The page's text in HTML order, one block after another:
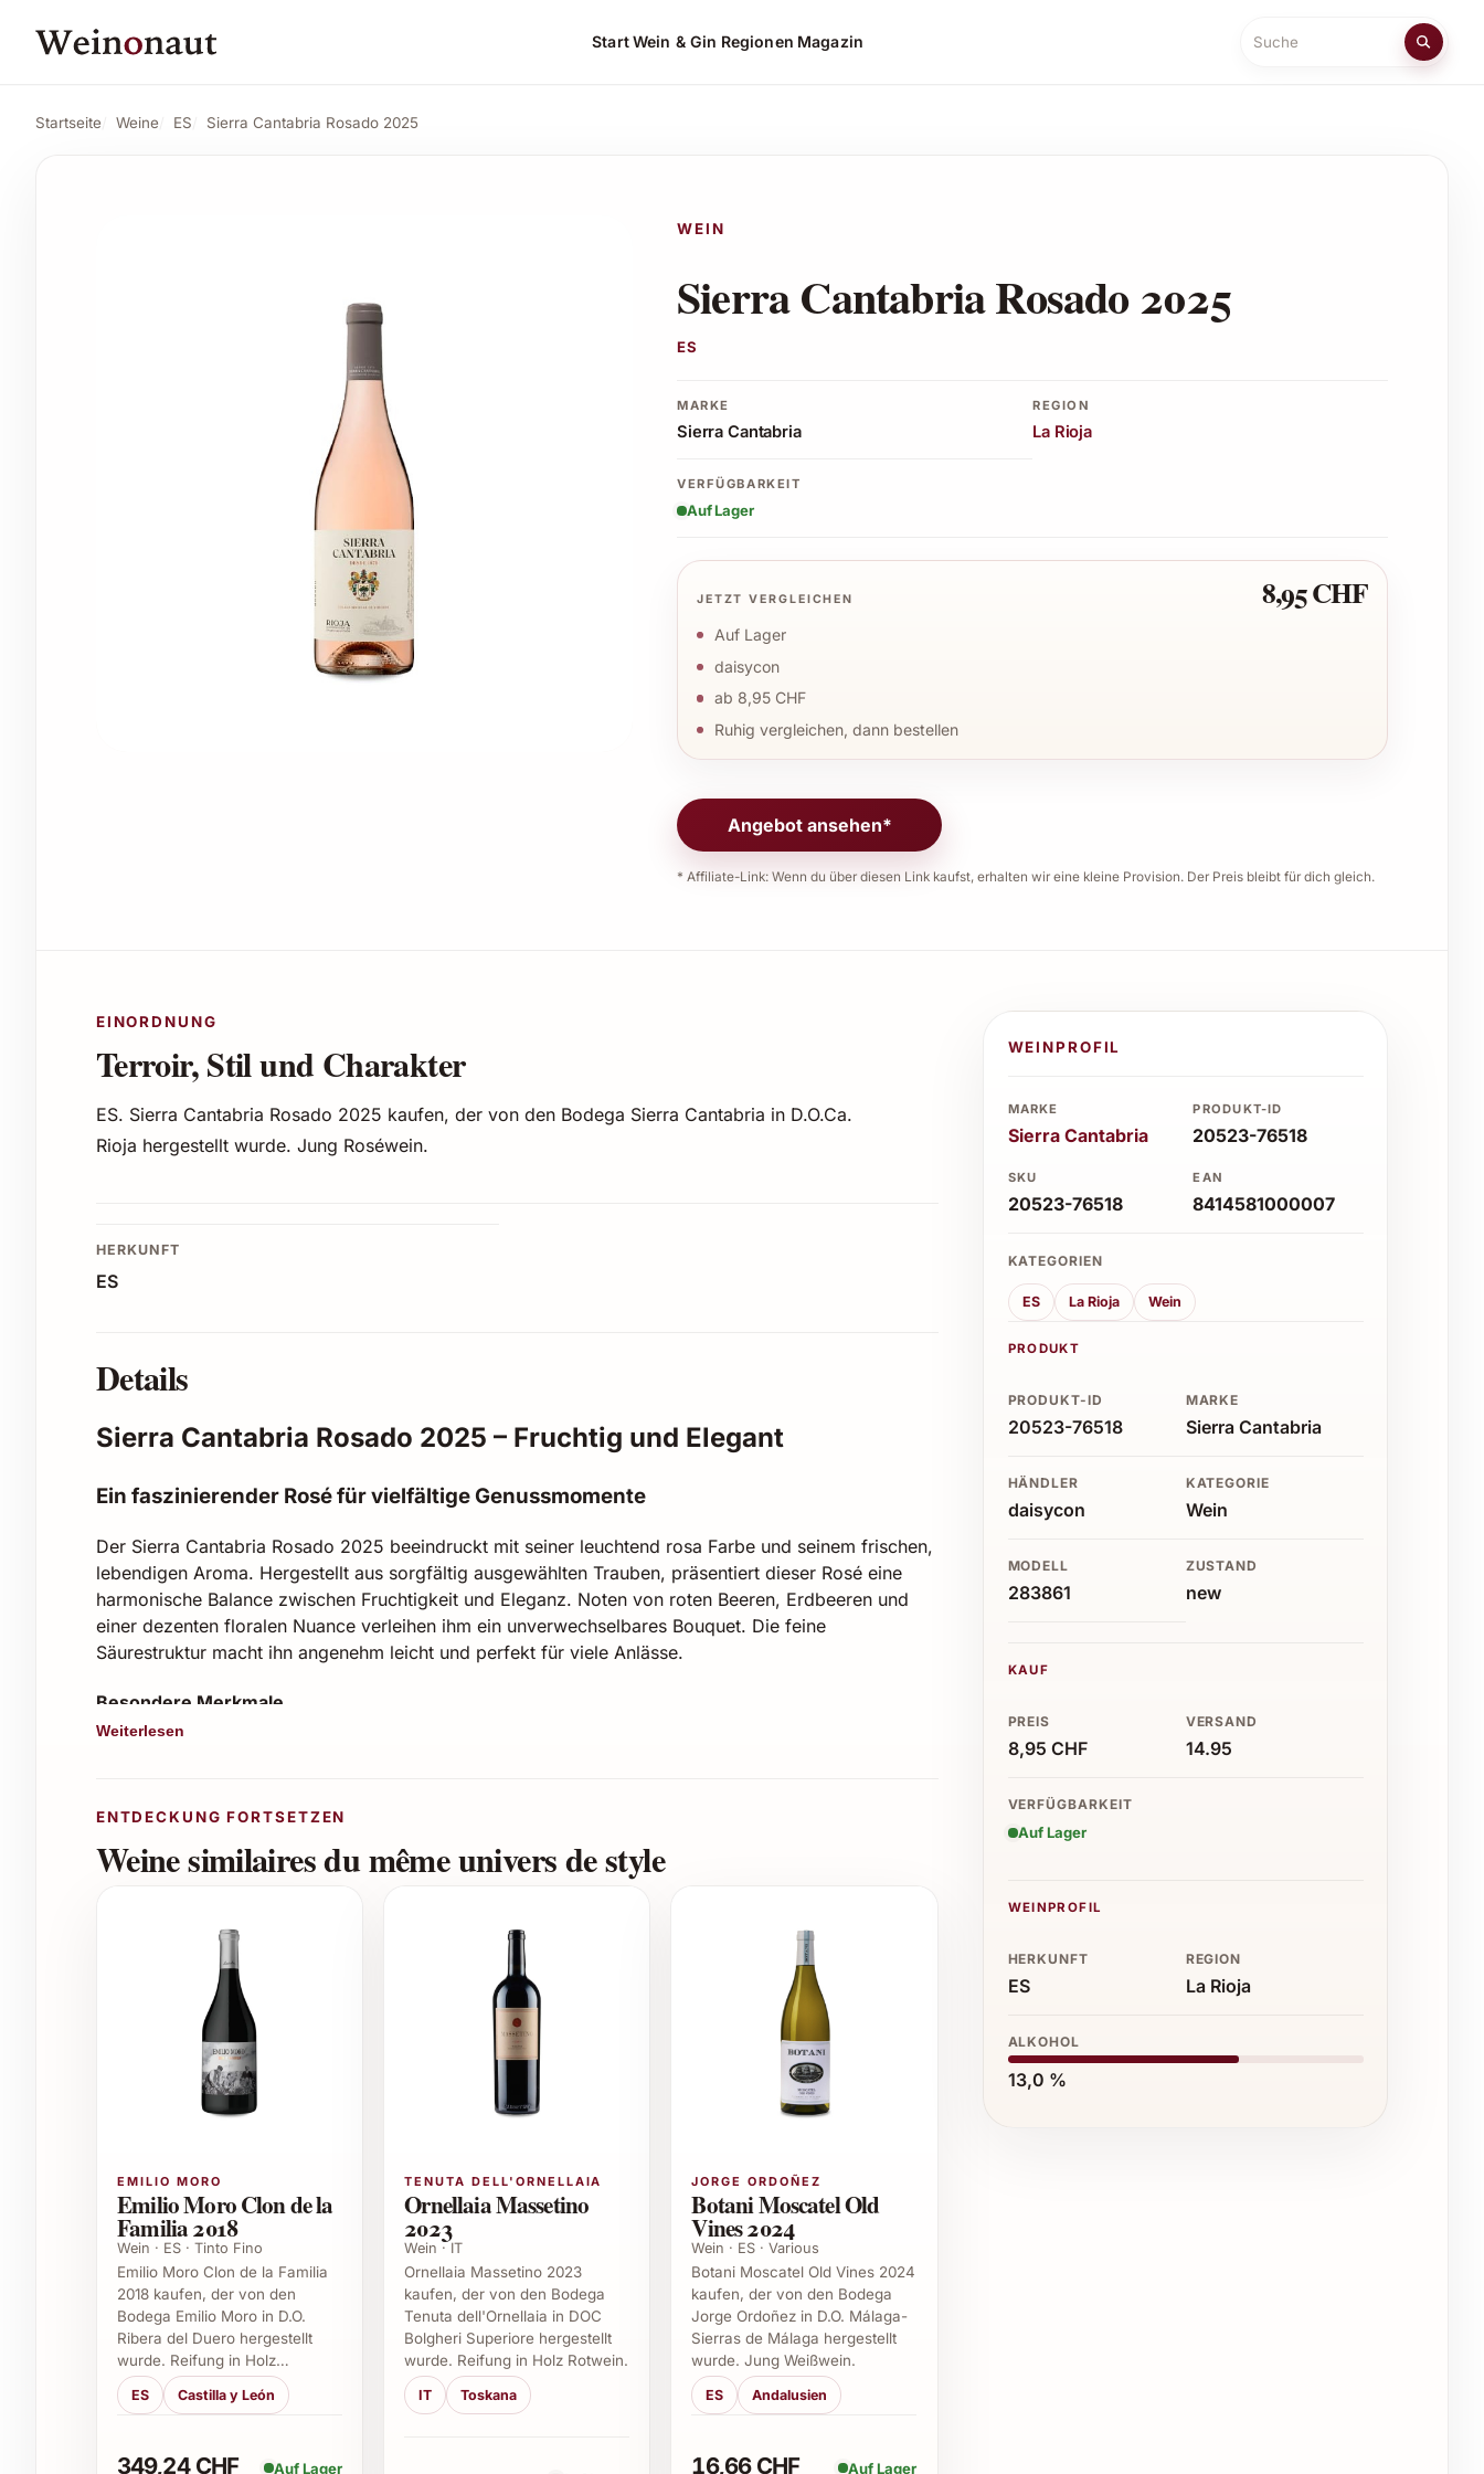
StartWein & Gin Regionen Magazin
Suche
Startseite Weine ES Sierra Cantabria Rosado 2025
WEIN
Sierra Cantabria Rosado 2025
ES
MARKE
Sierra Cantabria
REGION
La Rioja
VERFÜGBARKEIT
Auf Lager
JETZT VERGLEICHEN 8,95 CHF
Auf Lager
daisycon
ab 8,95 CHF
Ruhig vergleichen, dann bestellen
Angebot ansehen*
* Affiliate-Link: Wenn du über diesen Link kaufst, erhalten wir eine kleine Provision. Der Preis bleibt für dich gleich.
EINORDNUNG
Terroir, Stil und Charakter
ES. Sierra Cantabria Rosado 2025 kaufen, der von den Bodega Sierra Cantabria in D.O.Ca.
Rioja hergestellt wurde. Jung Roséwein.
HERKUNFT
ES
Details
Sierra Cantabria Rosado 2025 – Fruchtig und Elegant
Ein faszinierender Rosé für vielfältige Genussmomente
Der Sierra Cantabria Rosado 2025 beeindruckt mit seiner leuchtend rosa Farbe und seinem frischen,
lebendigen Aroma. Hergestellt aus sorgfältig ausgewählten Trauben, präsentiert dieser Rosé eine
harmonische Balance zwischen Fruchtigkeit und Eleganz. Noten von roten Beeren, Erdbeeren und
einer dezenten floralen Nuance verleihen ihm ein unverwechselbares Bouquet. Die feine
Säurestruktur macht ihn angenehm leicht und perfekt für viele Anlässe.
Besondere Merkmale
Serviertemperatur: 8-10 °C
Ideal als Aperitif oder zum leichten Sommer-Dinner
Perfekt zu mediterranen Gerichten, Tapas und frischen Salaten
Eignet sich gut für Grillabende und Picknicks
Empfehlenswert für festliche Anlässe wie Geburtstage und Hochzeiten
Tipps für passende Anlässe zum Verschenken
Zur Einweihung oder Jubiläumsfeier
Für Weinliebhaber als besonderes Präsent
Lassen Sie sich von der lebhaften Frische und der aromatischen Vielfalt des Sierra Cantabria Rosado
2025 verführen. Ob zum eigenen Genuss oder als Geschenk – dieser Rosé sorgt stets für einen
unvergesslichen Weissweinmoment.
Häufig gestellte Fragen zum Sierra Cantabria Rosado 2025
1. Aus welchen Trauben wird der Sierra Cantabria Rosado 2025 hergestellt?
Der Rosado 2025 basiert vorwiegend auf den Rebsorten Tempranillo und Garnacha, welche ihm
Weiterlesen
ENTDECKUNG FORTSETZEN
Weine similaires du même univers de style
EMILIO MORO
Emilio Moro Clon de la
Familia 2018
Wein · ES · Tinto Fino
Emilio Moro Clon de la Familia
2018 kaufen, der von den
Bodega Emilio Moro in D.O.
Ribera del Duero hergestellt
wurde. Reifung in Holz…
ES Castilla y León
349,24 CHF Auf Lager
TENUTA DELL'ORNELLAIA
Ornellaia Massetino
2023
Wein · IT
Ornellaia Massetino 2023
kaufen, der von den Bodega
Tenuta dell'Ornellaia in DOC
Bolgheri Superiore hergestellt
wurde. Reifung in Holz Rotwein.
IT Toskana
JORGE ORDOÑEZ
Botani Moscatel Old
Vines 2024
Wein · ES · Various
Botani Moscatel Old Vines 2024
kaufen, der von den Bodega
Jorge Ordoñez in D.O. Málaga-
Sierras de Málaga hergestellt
wurde. Jung Weißwein.
ES Andalusien
16,66 CHF Auf Lager
WEINPROFIL
MARKE
Sierra Cantabria
PRODUKT-ID
20523-76518
SKU
20523-76518
EAN
8414581000007
KATEGORIEN
ES La Rioja Wein
PRODUKT
PRODUKT-ID
20523-76518
MARKE
Sierra Cantabria
HÄNDLER
daisycon
KATEGORIE
Wein
MODELL
283861
ZUSTAND
new
KAUF
PREIS
8,95 CHF
VERSAND
14.95
VERFÜGBARKEIT
Auf Lager
WEINPROFIL
HERKUNFT
ES
REGION
La Rioja
ALKOHOL
13,0 %